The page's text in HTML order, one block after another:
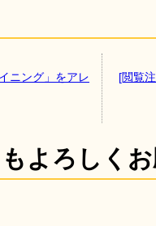
ニング」をアレ
[閲覧
よろしく